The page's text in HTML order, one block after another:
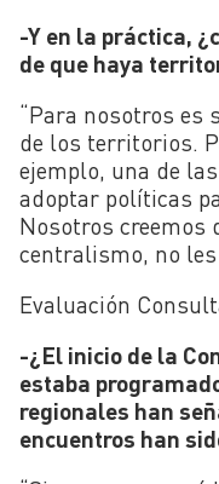
-Y en la práctica,
de que haya
“Para nosotros es
de los territorios.
ejemplo, una de
adoptar políticas
Nosotros creemos
centralismo, no
Evaluación
-¿El inicio de la
estaba
regionales han
encuentros han